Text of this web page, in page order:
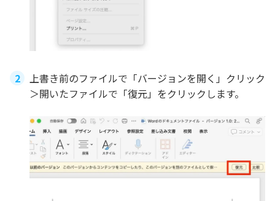
上書き前のファイルで「バージョンを開く」クリック
＞開いたファイルで「復元」をクリックします。